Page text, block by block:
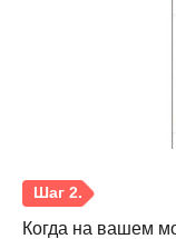
Когда на вашем